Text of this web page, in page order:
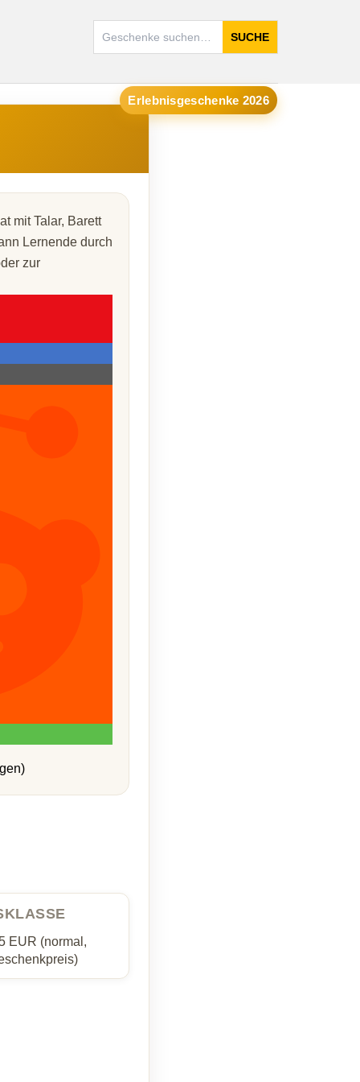
SUCHE
Erlebnisgeschenke 2026
mit Talar, Barett
Lernende durch
zur
EUR (normal,